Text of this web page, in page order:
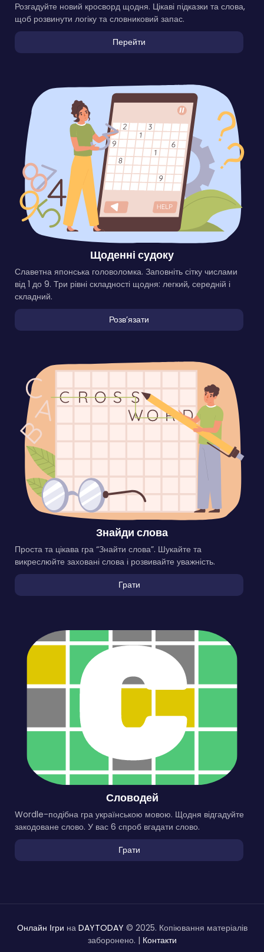
Розгадуйте новий кросворд щодня. Цікаві підказки та слова,
щоб розвинути логіку та словниковий запас.
Перейти
Щоденні судоку
Славетна японська головоломка. Заповніть сітку числами
від 1 до 9. Три рівні складності щодня: легкий, середній і
складний.
Розвʼязати
Знайди слова
Проста та цікава гра “Знайти слова”. Шукайте та
викреслюйте заховані слова і розвивайте уважність.
Грати
Словодей
Wordle-подібна гра українською мовою. Щодня відгадуйте
закодоване слово. У вас 6 спроб вгадати слово.
Грати
Онлайн Ігри на DAYTODAY © 2025. Копіювання матеріалів
заборонено. | Контакти